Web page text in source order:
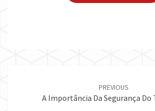
PREVIOUS
A Importância Da Segurança Do